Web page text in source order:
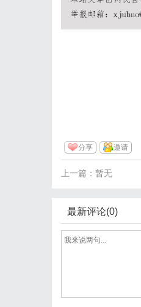
分享 邀请
上一篇：暂无
最新评论(0)